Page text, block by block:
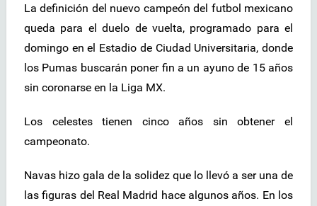
La definición del nuevo campeón del futbol mexicano
queda para el duelo de vuelta, programado para el
domingo en el Estadio de Ciudad Universitaria, donde
los Pumas buscarán poner fin a un ayuno de 15 años
sin coronarse en la Liga MX.
Los celestes tienen cinco años sin obtener el
campeonato.
Navas hizo gala de la solidez que lo llevó a ser una de
las figuras del Real Madrid hace algunos años. En los